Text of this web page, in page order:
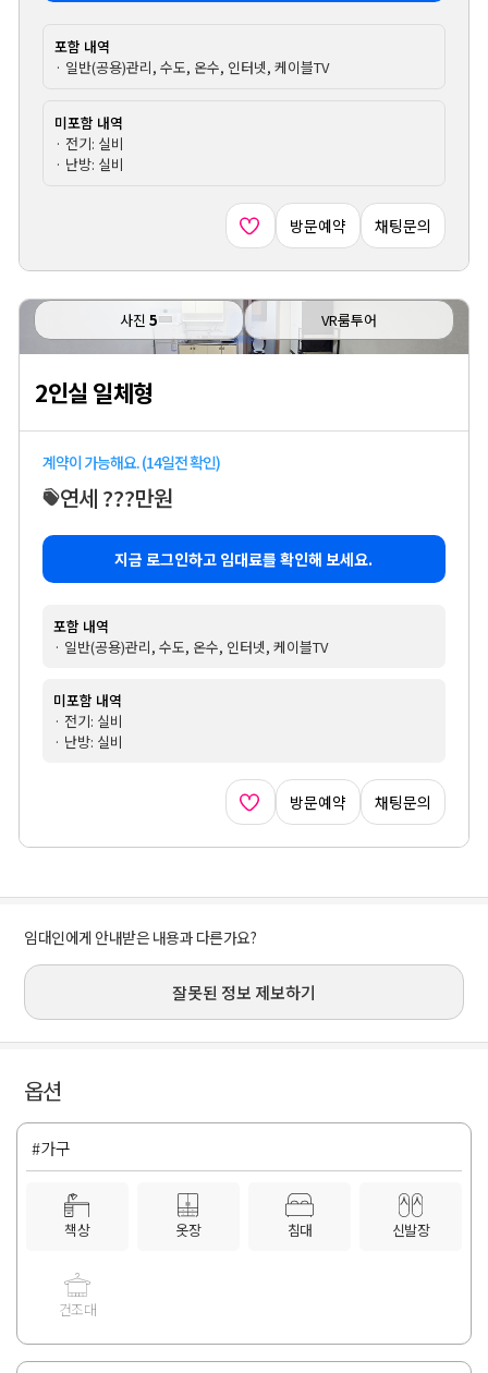
포함 내역
· 일반(공용)관리, 수도, 온수, 인터넷, 케이블TV
미포함 내역
· 전기: 실비
· 난방: 실비
방문예약 채팅문의
사진 5 VR룸투어
2인실 일체형
계약이 가능해요. (14일전 확인)
연세 ???만원
지금 로그인하고 임대료를 확인해 보세요.
포함 내역
· 일반(공용)관리, 수도, 온수, 인터넷, 케이블TV
미포함 내역
· 전기: 실비
· 난방: 실비
방문예약 채팅문의
임대인에게 안내받은 내용과 다른가요?
잘못된 정보 제보하기
옵션
#가구
책상 옷장 침대 신발장
건조대